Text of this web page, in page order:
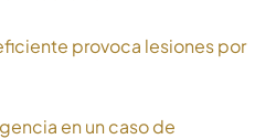
provoca lesiones por
en un caso de